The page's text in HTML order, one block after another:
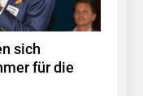
sich
für die